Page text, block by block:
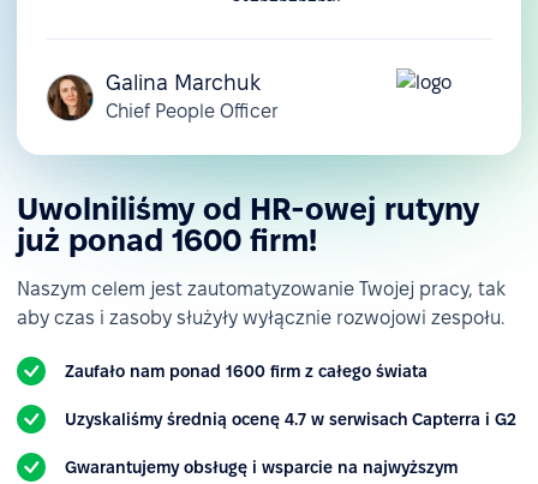
Personalizacja
Niestandardowe role i
Niestandardowe pola
pracowników
Niestandardowe
powiadomienia i alerty
Raportowanie
Import i eksport
różnorodnych danych
Galina Marchuk
Chief People Officer
Uwolniliśmy od HR-owej rutyny
już ponad 1600 firm!
Naszym celem jest zautomatyzowanie Twojej pracy, tak
aby czas i zasoby służyły wyłącznie rozwojowi zespołu.
Zaufało nam ponad 1600 firm z całego świata
Uzyskaliśmy średnią ocenę 4.7 w serwisach Capterra i G2
Gwarantujemy obsługę i wsparcie na najwyższym